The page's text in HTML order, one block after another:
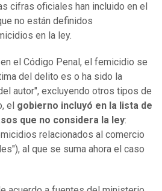
cifras oficiales han incluido en el
no están definidos
en la ley.
el Código Penal, el femicidio se
del delito es o ha sido la
autor", excluyendo otros tipos de
el gobierno incluyó en la lista de
que no considera la ley:
relacionados al comercio
al que se suma ahora el caso